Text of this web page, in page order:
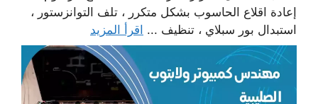
إعادة اقلاع الحاسوب بشكل متكرر ، تلف التوانزستور ،
استبدال بور سبلاي ، تنظيف ... اقرأ المزيد